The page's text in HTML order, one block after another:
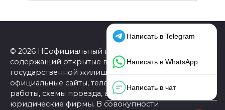
© 2026 НЕофициальный информационный сайт,
содержащий открытые выверенные данные о
государственной жилищной инспекции (ГЖИ):
официальные сайты, телефоны, адреса, графики
работы, схемы проезда, а также ссылки на
юридические фирмы. В совокупности